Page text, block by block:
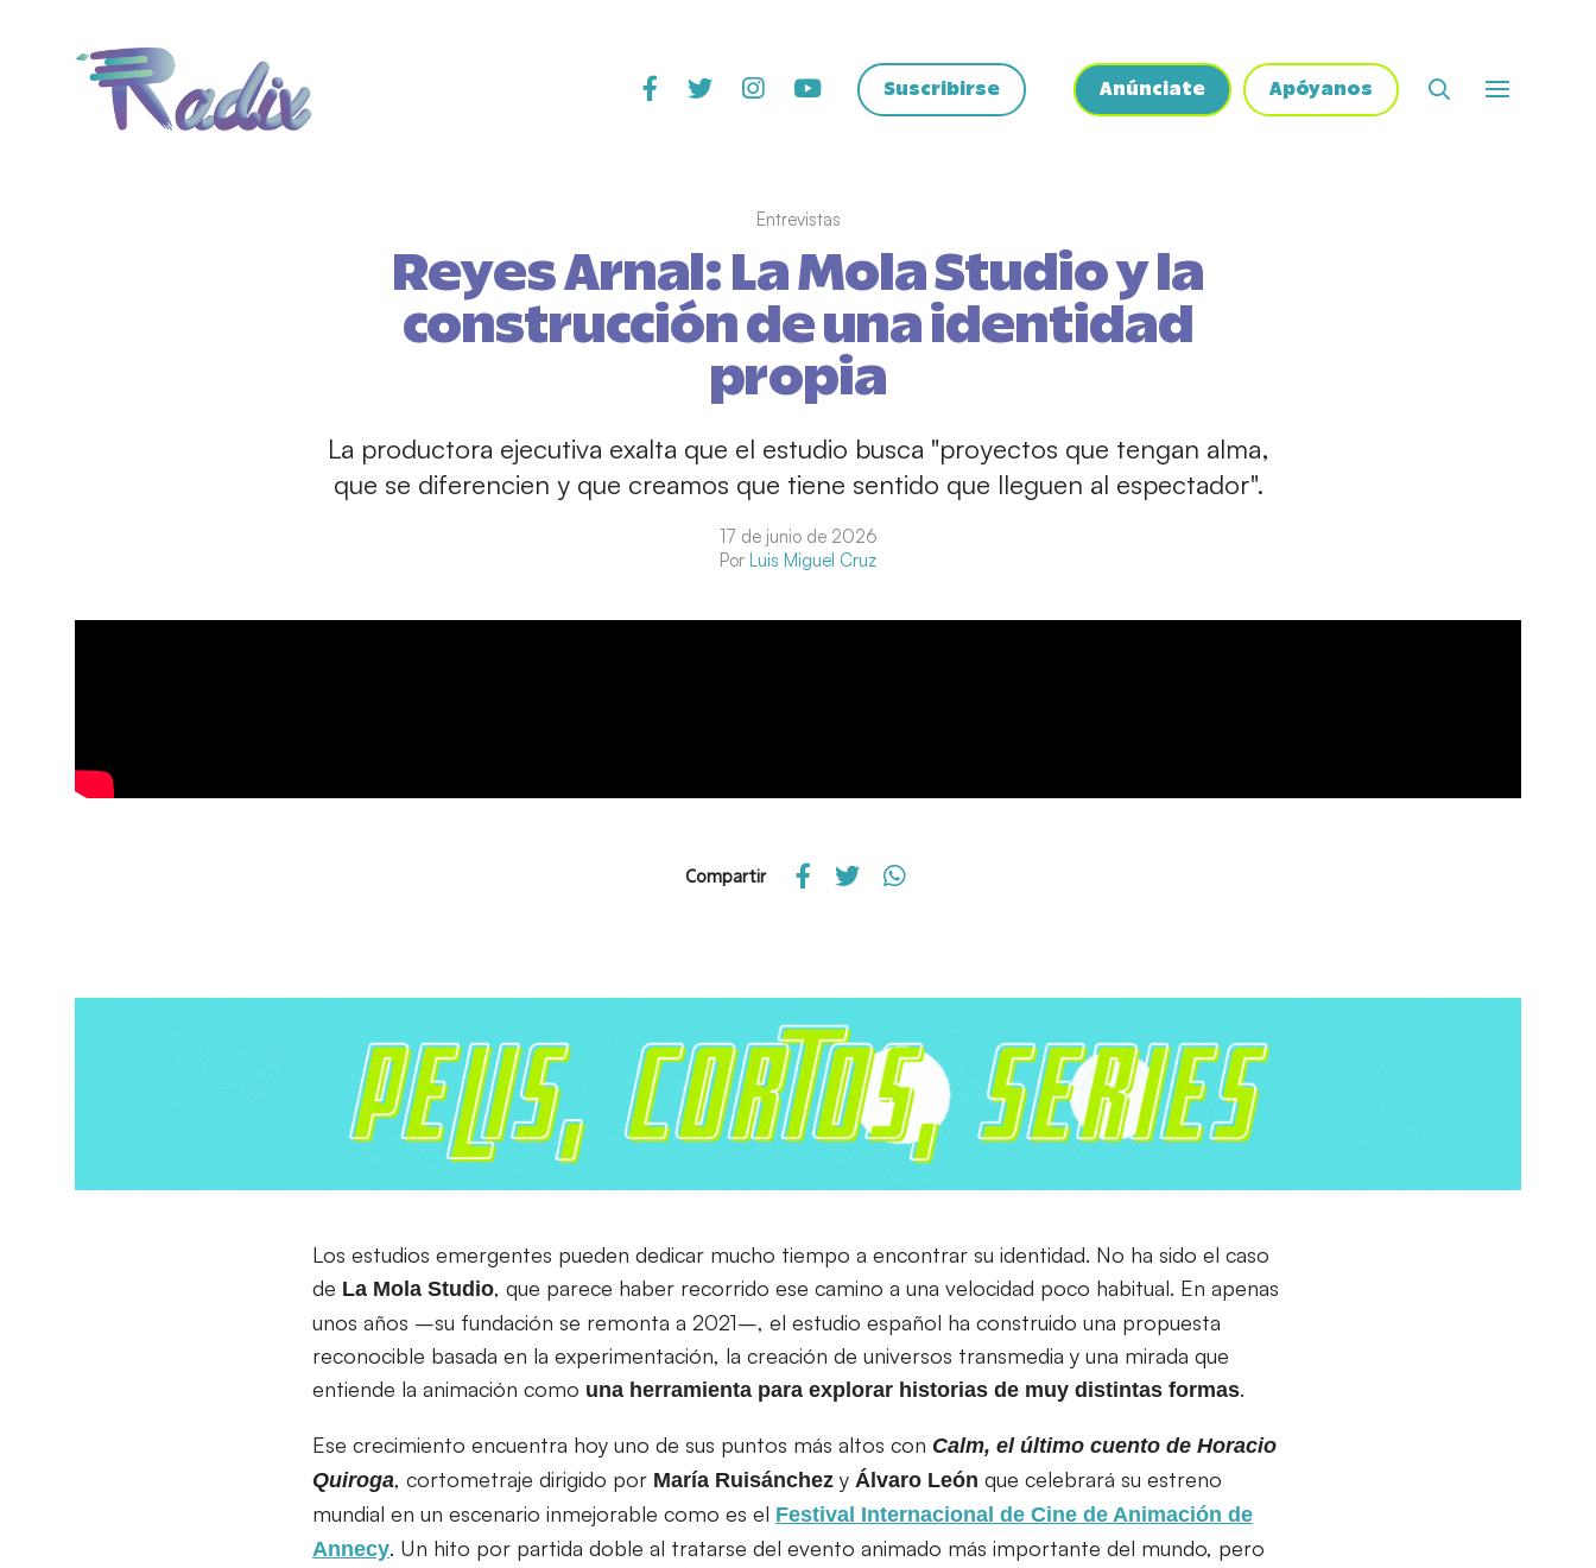
Suscribirse Anúnciate Apóyanos
Entrevistas
Reyes Arnal: La Mola Studio y la
construcción de una identidad
propia
La productora ejecutiva exalta que el estudio busca "proyectos que tengan alma,
que se diferencien y que creamos que tiene sentido que lleguen al espectador".
17 de junio de 2026
Por Luis Miguel Cruz
Compartir
Los estudios emergentes pueden dedicar mucho tiempo a encontrar su identidad. No ha sido el caso
de La Mola Studio, que parece haber recorrido ese camino a una velocidad poco habitual. En apenas
unos años –su fundación se remonta a 2021–, el estudio español ha construido una propuesta
reconocible basada en la experimentación, la creación de universos transmedia y una mirada que
entiende la animación como una herramienta para explorar historias de muy distintas formas.
Ese crecimiento encuentra hoy uno de sus puntos más altos con Calm, el último cuento de Horacio
Quiroga, cortometraje dirigido por María Ruisánchez y Álvaro León que celebrará su estreno
mundial en un escenario inmejorable como es el Festival Internacional de Cine de Animación de
Annecy. Un hito por partida doble al tratarse del evento animado más importante del mundo, pero